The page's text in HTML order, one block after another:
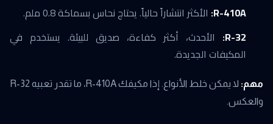
R-410A: الأكثر انتشاراً حالياً. يحتاج نحاس بسماكة 0.8 ملم.
R-32:
الأحدث، أكثر كفاءة، صديق للبيئة. يستخدم في
المكيفات الجديدة.
مهم:
لا يمكن خلط الأنواع. إذا مكيفك R-410A، ما تقدر تعبيه R-32
والعكس.